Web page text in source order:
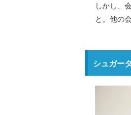
しかし、
と。他の
シュガー